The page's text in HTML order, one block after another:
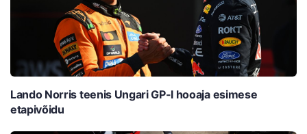
Lando Norris teenis Ungari GP-l hooaja esimese
etapivõidu